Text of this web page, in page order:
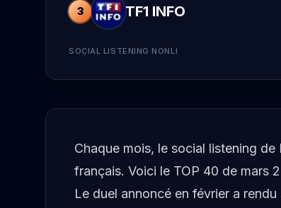
3 TF1 INFO
SOCIAL LISTENING NONLI
Chaque mois, le social listening
français. Voici le TOP 40 de mars
Le duel annoncé en février a